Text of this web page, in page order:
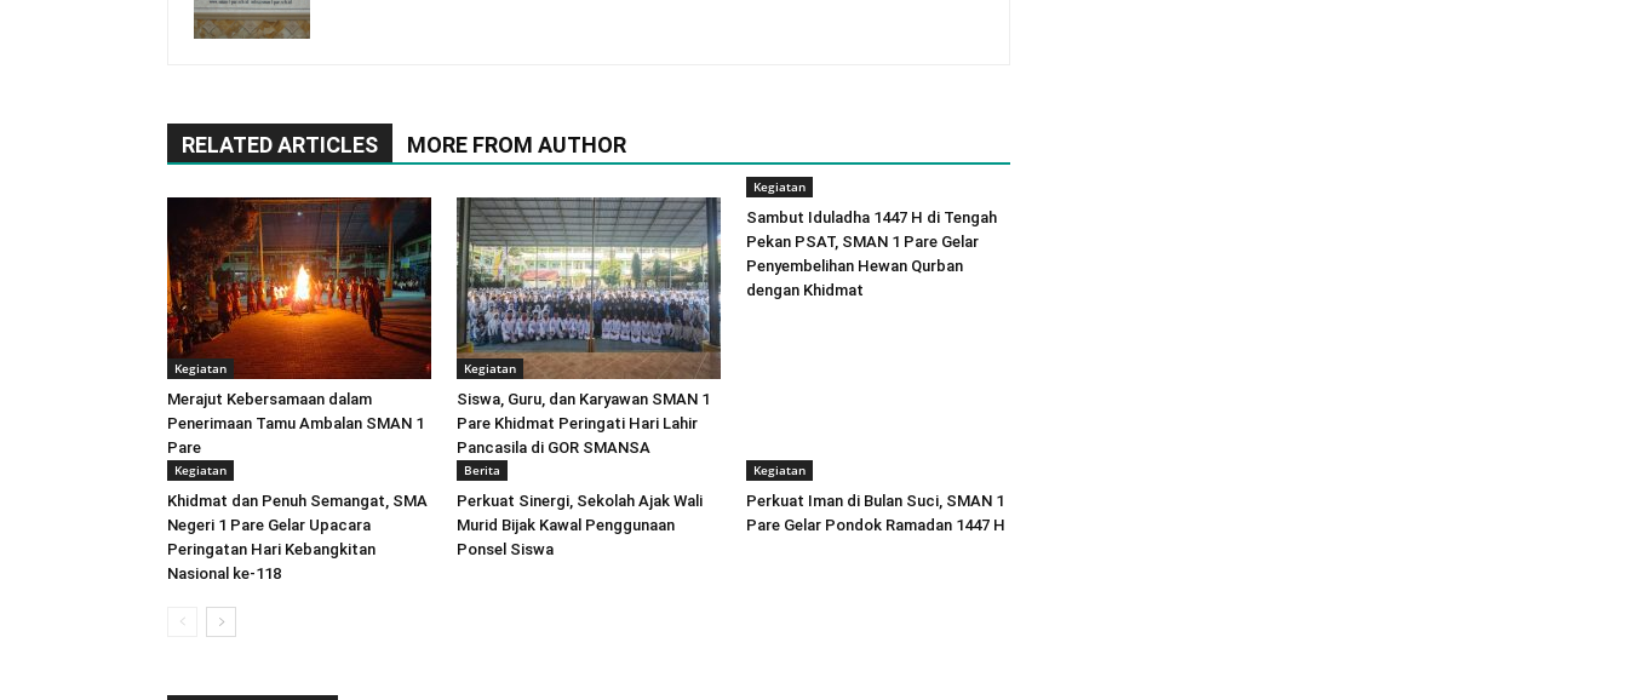
RELATED ARTICLES MORE FROM AUTHOR
Kegiatan
Merajut Kebersamaan dalam
Penerimaan Tamu Ambalan SMAN 1
Pare
Kegiatan
Siswa, Guru, dan Karyawan SMAN 1
Pare Khidmat Peringati Hari Lahir
Pancasila di GOR SMANSA
Kegiatan
Sambut Iduladha 1447 H di Tengah
Pekan PSAT, SMAN 1 Pare Gelar
Penyembelihan Hewan Qurban
dengan Khidmat
Kegiatan
Khidmat dan Penuh Semangat, SMA
Negeri 1 Pare Gelar Upacara
Peringatan Hari Kebangkitan
Nasional ke-118
Berita
Perkuat Sinergi, Sekolah Ajak Wali
Murid Bijak Kawal Penggunaan
Ponsel Siswa
Kegiatan
Perkuat Iman di Bulan Suci, SMAN 1
Pare Gelar Pondok Ramadan 1447 H